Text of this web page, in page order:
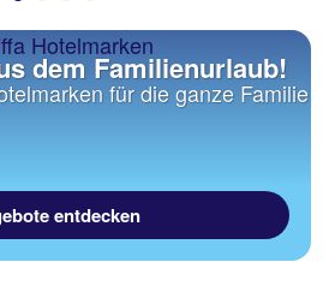
dem Familienurlaub!
für die ganze Familie
entdecken